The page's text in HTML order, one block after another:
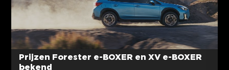
Prijzen Forester e-BOXER en XV e-BOXER
bekend